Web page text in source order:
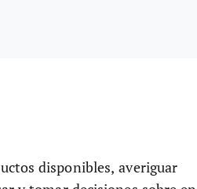
disponibles, averiguar